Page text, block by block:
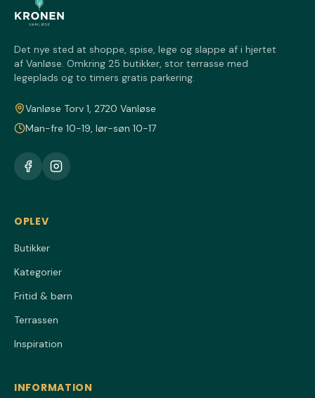
Det nye sted at shoppe, spise, lege og slappe af i hjertet
af Vanløse. Omkring 25 butikker, stor terrasse med
legeplads og to timers gratis parkering.
Vanløse Torv 1, 2720 Vanløse
Man-fre 10-19, lør-søn 10-17
OPLEV
Butikker
Kategorier
Fritid & børn
Terrassen
Inspiration
INFORMATION